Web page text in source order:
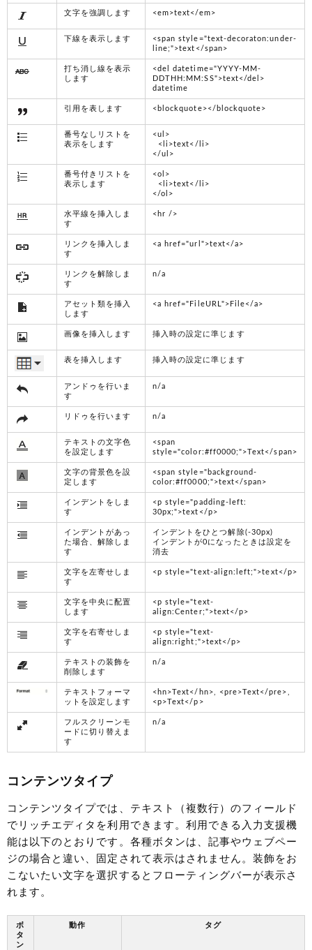
文字を強調します <em>text</em>
下線を表示します
<span style="text-decoraton:under-
line;">text</span>
打ち消し線を表示
します
<del datetime="YYYY-MM-
DDTHH:MM:SS">text</del>
datetime
引用を表します <blockquote></blockquote>
番号なしリストを
表示をします
<ul>
<li>text</li>
</ul>
番号付きリストを
表示します
<ol>
<li>text</li>
</ol>
水平線を挿入しま
す
<hr />
リンクを挿入しま
す
<a href="url">text</a>
リンクを解除しま
す
n/a
アセット類を挿入
します
<a href="FileURL">File</a>
画像を挿入します 挿入時の設定に準じます
表を挿入します 挿入時の設定に準じます
アンドゥを行いま
す
n/a
リドゥを行います n/a
テキストの文字色
を設定します
<span
style="color:#ff0000;">Text</span>
文字の背景色を設
定します
<span style="background-
color:#ff0000;">text</span>
インデントをしま
す
<p style="padding-left:
30px;">text</p>
インデントがあっ
た場合、解除しま
す
インデントをひとつ解除(-30px)
インデントが0になったときは設定を
消去
文字を左寄せしま
す
<p style="text-align:left;">text</p>
文字を中央に配置
します
<p style="text-
align:Center;">text</p>
文字を右寄せしま
す
<p style="text-
align:right;">text</p>
テキストの装飾を
削除します
n/a
テキストフォーマ
ットを設定します
<hn>Text</hn>, <pre>Text</pre>,
<p>Text</p>
フルスクリーンモ
ードに切り替えま
す
n/a
コンテンツタイプ
コンテンツタイプでは、テキスト（複数行）のフィールド
でリッチエディタを利用できます。利用できる入力支援機
能は以下のとおりです。各種ボタンは、記事やウェブペー
ジの場合と違い、固定されて表示はされません。装飾をお
こないたい文字を選択するとフローティングバーが表示さ
れます。
ボ
タ
ン
動作 タグ